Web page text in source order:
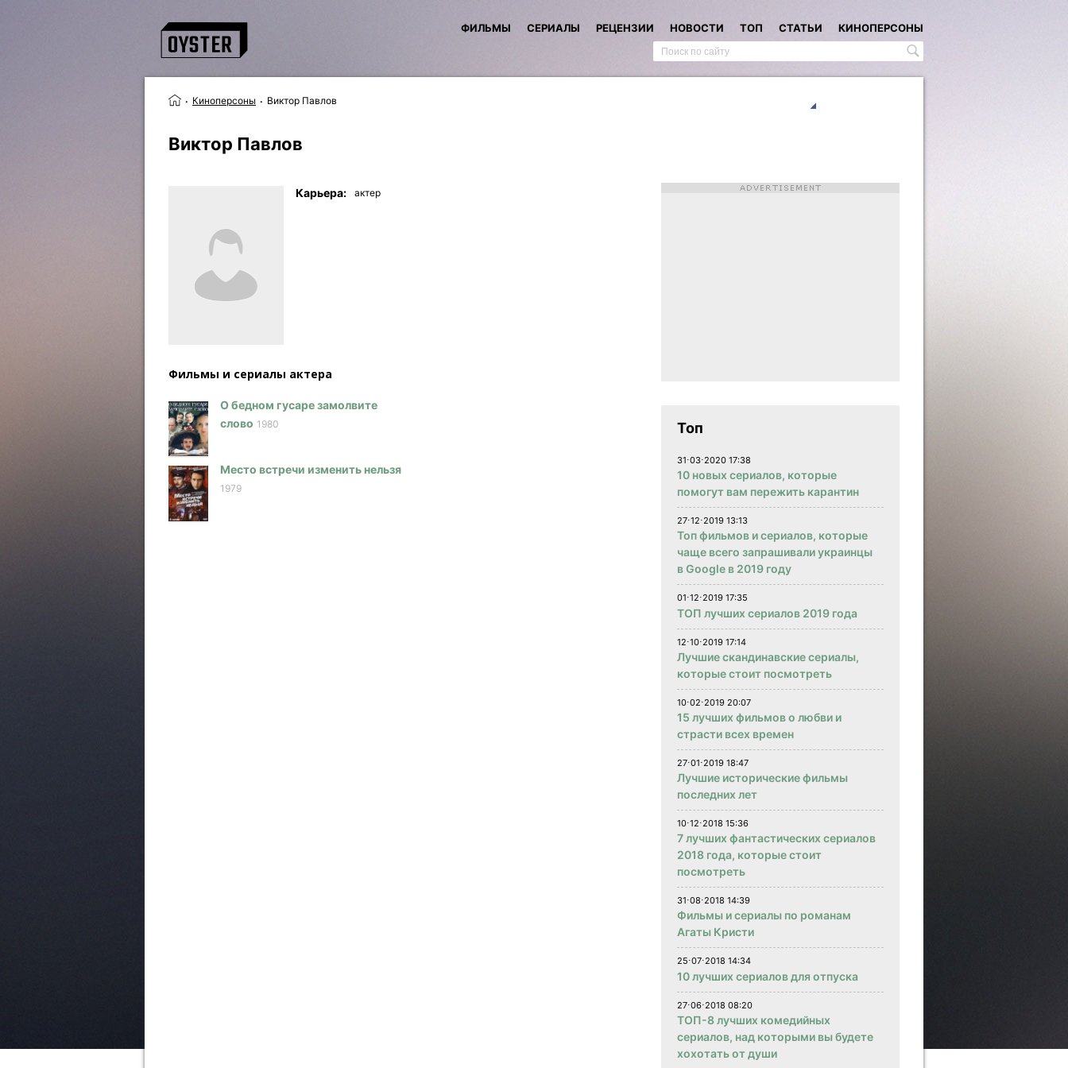
ФИЛЬМЫ СЕРИАЛЫ РЕЦЕНЗИИ НОВОСТИ ТОП СТАТЬИ КИНОПЕРСОНЫ
Киноперсоны Виктор Павлов
Виктор Павлов
Карьера: актер
Фильмы и сериалы актера
О бедном гусаре замолвите
слово 1980
Место встречи изменить нельзя
1979
Топ
31⋅03⋅2020 17:38
10 новых сериалов, которые
помогут вам пережить карантин
27⋅12⋅2019 13:13
Топ фильмов и сериалов, которые
чаще всего запрашивали украинцы
в Google в 2019 году
01⋅12⋅2019 17:35
ТОП лучших сериалов 2019 года
12⋅10⋅2019 17:14
Лучшие скандинавские сериалы,
которые стоит посмотреть
10⋅02⋅2019 20:07
15 лучших фильмов о любви и
страсти всех времен
27⋅01⋅2019 18:47
Лучшие исторические фильмы
последних лет
10⋅12⋅2018 15:36
7 лучших фантастических сериалов
2018 года, которые стоит
посмотреть
31⋅08⋅2018 14:39
Фильмы и сериалы по романам
Агаты Кристи
25⋅07⋅2018 14:34
10 лучших сериалов для отпуска
27⋅06⋅2018 08:20
ТОП-8 лучших комедийных
сериалов, над которыми вы будете
хохотать от души